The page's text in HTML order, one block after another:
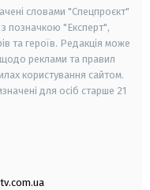
словами "Спецпроєкт"
позначкою "Експерт",
та героїв. Редакція може
щодо реклами та правил
користування сайтом.
для осіб старше 21